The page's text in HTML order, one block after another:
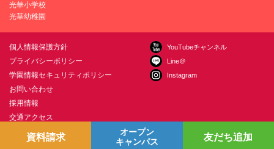
光華小学校
光華幼稚園
個人情報保護方針
プライバシーポリシー
学園情報セキュリティポリシー
お問い合わせ
採用情報
交通アクセス
YouTubeチャンネル
Line＠
Instagram
資料請求
オープン
キャンパス
友だち追加